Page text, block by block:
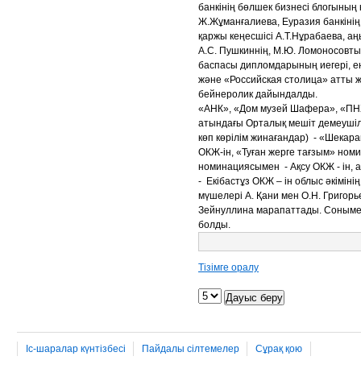
банкінің бөлшек бизнесі
Ж.Жұманғалиева, Еуразия
қаржы кеңесшісі А.Т.Нұрабаева,
А.С. Пушкиннің, М.Ю.
баспасы дипломдарының иегері,
және «Российская столица» атты
бейнеролик дайындалды.
«АНК», «Дом музей Шафера»,
атындағы Орталық мешіт
көп көрілім жинағандар) -
ОКЖ-ін, «Туған жерге тағзым»
номинациясымен - Ақсу ОКЖ - ін,
- Екібастұз ОКЖ – ін облыс
мүшелері А. Қани мен О.Н.
Зейнуллина марапаттады.
болды.
Тізімге оралу
Іс-шаралар күнтізбесі Пайдалы сілтемелер Сұрақ қою